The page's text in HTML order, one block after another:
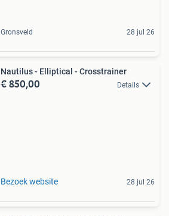
Gronsveld 28 jul 26
Nautilus - Elliptical - Crosstrainer
€ 850,00 Details
Bezoek website 28 jul 26